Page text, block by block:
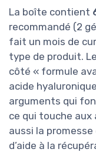
La boîte contient
recommandé (2
fait un mois de
type de produit.
côté « formule
acide
arguments qui
ce qui touche
aussi la
d’aide à la